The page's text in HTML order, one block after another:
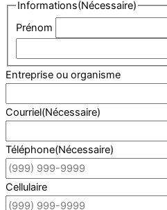
Informations(Nécessaire)
Prénom
Entreprise ou organisme
Courriel(Nécessaire)
Téléphone(Nécessaire)
Cellulaire